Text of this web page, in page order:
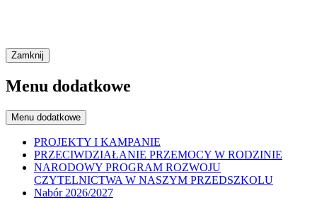
Zamknij
Menu dodatkowe
Menu dodatkowe
PROJEKTY I KAMPANIE
PRZECIWDZIAŁANIE PRZEMOCY W RODZINIE
NARODOWY PROGRAM ROZWOJU
CZYTELNICTWA W NASZYM PRZEDSZKOLU
Nabór 2026/2027